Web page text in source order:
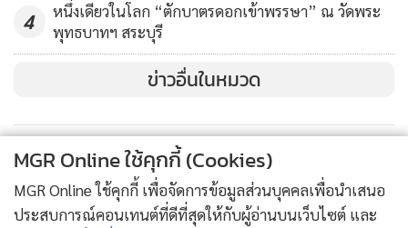
4
หนึ่งเดียวในโลก “ตักบาตรดอกเข้าพรรษา” ณ วัดพระ
พุทธบาทฯ สระบุรี
ข่าวอื่นในหมวด
MGR Online ใช้คุกกี้ (Cookies)
MGR Online ใช้คุกกี้ เพื่อจัดการข้อมูลส่วนบุคคลเพื่อนำเสนอ
ประสบการณ์คอนเทนต์ที่ดีที่สุดให้กับผู้อ่านบนเว็บไซต์ และ